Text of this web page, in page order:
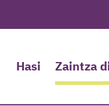
Hasi Zaintza